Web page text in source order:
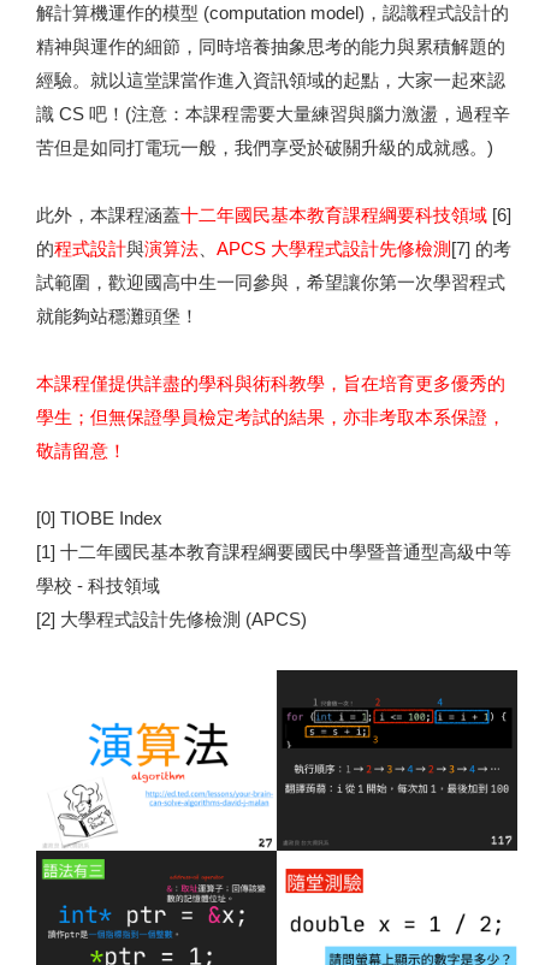
解計算機運作的模型 (computation model)，認識程式設計的
精神與運作的細節，同時培養抽象思考的能力與累積解題的
經驗。就以這堂課當作進入資訊領域的起點，大家一起來認
識 CS 吧！(注意：本課程需要大量練習與腦力激盪，過程辛
苦但是如同打電玩一般，我們享受於破關升級的成就感。)
此外，本課程涵蓋十二年國民基本教育課程綱要科技領域 [6]
的程式設計與演算法 APCS 大學程式設計先修檢測 [7] 的考
試範圍，歡迎國高中生一同參與，希望讓你第一次學習程式
就能夠站穩灘頭堡！
本課程僅提供詳盡的學科與術科教學，旨在培育更多優秀的
學生；但無保證學員檢定考試的結果，亦非考取本系保證，
敬請留意！
[0] TIOBE Index
[1] 十二年國民基本教育課程綱要國民中學暨普通型高級中等
學校 - 科技領域
[2] 大學程式設計先修檢測 (APCS)